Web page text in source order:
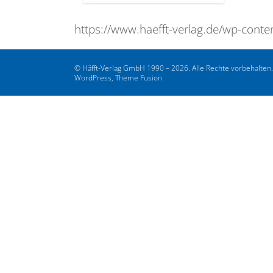
https://www.haefft-verlag.de/wp-
© Häfft-Verlag GmbH 1990 – 2026. Alle Rechte vorbehalten.
WordPress, Theme Fusion